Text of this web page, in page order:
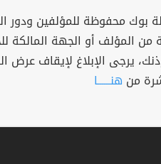
بوك محفوظة للمؤلفين ودور
المؤلف أو الجهة المالكة
يرجى الإبلاغ لإيقاف عرض
من هنــــــا